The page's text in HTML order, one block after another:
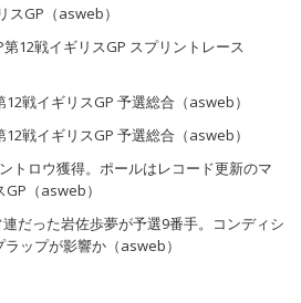
スGP（asweb）
第12戦イギリスGP スプリントレース
12戦イギリスGP 予選総合（asweb）
12戦イギリスGP 予選総合（asweb）
トロウ獲得。ポールはレコード更新のマ
（asweb）
だった岩佐歩夢が予選9番手。コンディシ
ップが影響か（asweb）